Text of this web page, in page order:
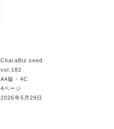
CharaBiz seed
vol.182
A4版・4C
4ページ
2026年5月29日